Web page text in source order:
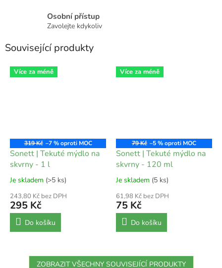
Osobní přístup
Zavolejte kdykoliv
Související produkty
Více za méně
319 Kč –7 %
Sonett | Tekuté mýdlo na
skvrny - 1 l
Je skladem (>5 ks)
243,80 Kč bez DPH
295 Kč
Do košíku
Více za méně
79 Kč –5 %
Sonett | Tekuté mýdlo na
skvrny - 120 ml
Je skladem (5 ks)
61,98 Kč bez DPH
75 Kč
Do košíku
ZOBRAZIT VŠECHNY SOUVISEJÍCÍ PRODUKTY